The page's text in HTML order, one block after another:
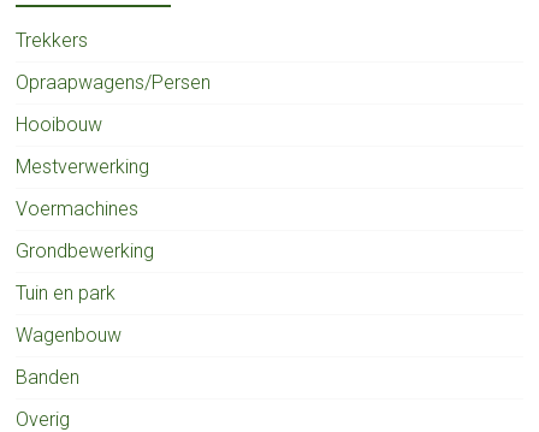
Trekkers
Opraapwagens/Persen
Hooibouw
Mestverwerking
Voermachines
Grondbewerking
Tuin en park
Wagenbouw
Banden
Overig